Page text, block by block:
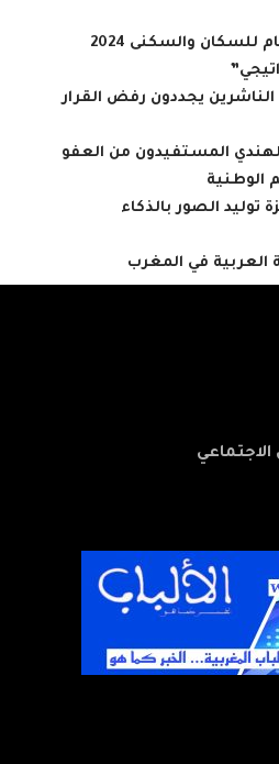
الحليمي: الإحصاء العام للسكان والسكنى 2024
يجددون رفض القرار
المستفيدون من العفو
الوطنية
الصور بالذكاء
العربية في المغرب